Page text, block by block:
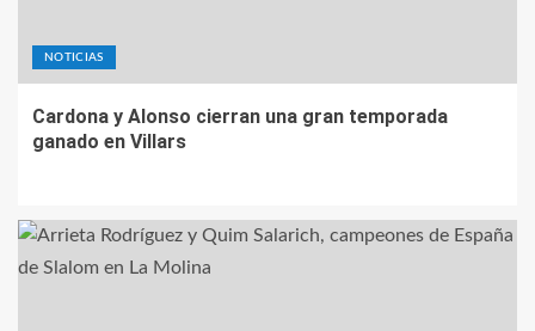
NOTICIAS
Cardona y Alonso cierran una gran temporada
ganado en Villars